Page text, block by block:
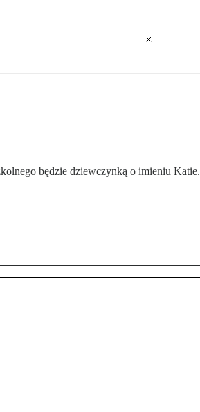
będzie dziewczynką o imieniu Katie.